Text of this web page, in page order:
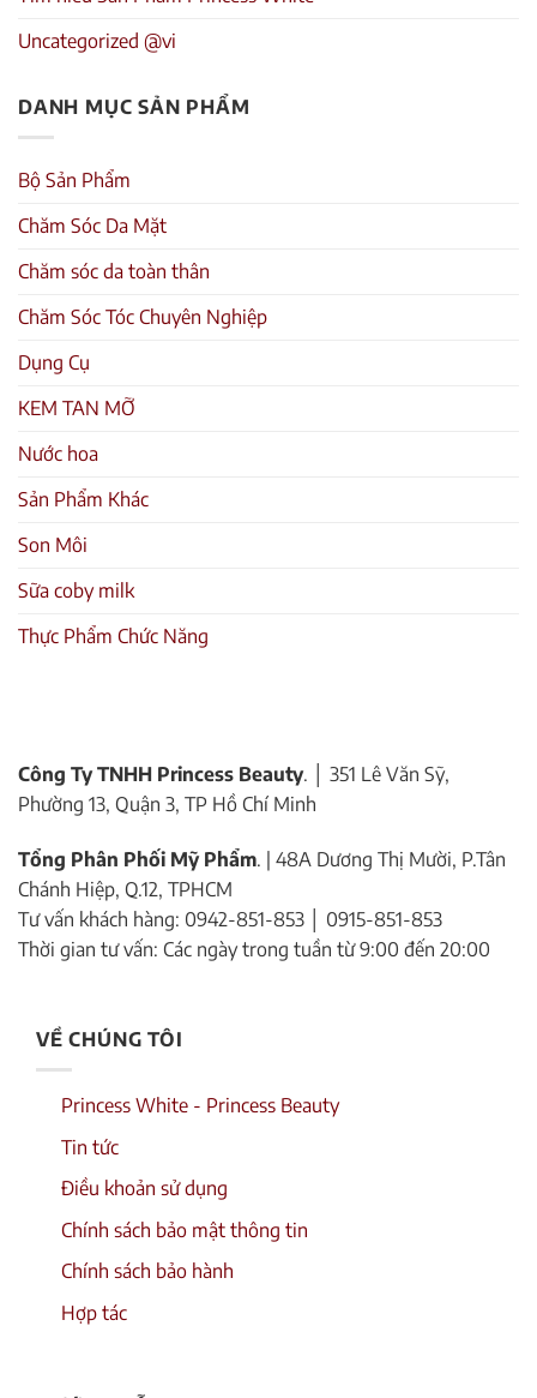
Uncategorized @vi
DANH MỤC SẢN PHẨM
Bộ Sản Phẩm
Chăm Sóc Da Mặt
Chăm sóc da toàn thân
Chăm Sóc Tóc Chuyên Nghiệp
Dụng Cụ
KEM TAN MỠ
Nước hoa
Sản Phẩm Khác
Son Môi
Sữa coby milk
Thực Phẩm Chức Năng
Công Ty TNHH Princess Beauty. │ 351 Lê Văn Sỹ,
Phường 13, Quận 3, TP Hồ Chí Minh
Tổng Phân Phối Mỹ Phẩm. | 48A Dương Thị Mười, P.Tân
Chánh Hiệp, Q.12, TPHCM
Tư vấn khách hàng: 0942-851-853 │ 0915-851-853
Thời gian tư vấn: Các ngày trong tuần từ 9:00 đến 20:00
VỀ CHÚNG TÔI
Princess White - Princess Beauty
Tin tức
Điều khoản sử dụng
Chính sách bảo mật thông tin
Chính sách bảo hành
Hợp tác